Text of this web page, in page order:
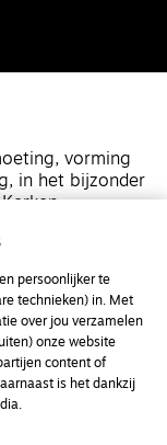
vorming
in het bijzonder
persoonlijker te
technieken) in. Met
over jou verzamelen
onze website
content of
is het dankzij